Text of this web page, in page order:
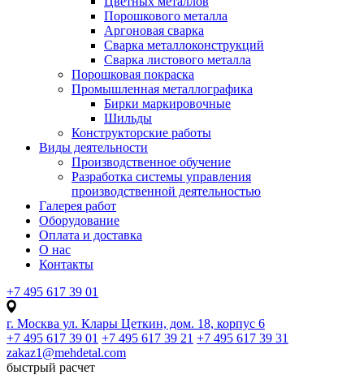
Порошкового металла
Аргоновая сварка
Сварка металлоконструкций
Сварка листового металла
Порошковая покраска
Промышленная металлографика
Бирки маркировочные
Шильды
Конструкторские работы
Виды деятельности
Производственное обучение
Разработка системы управления
производственной деятельностью
Галерея работ
Оборудование
Оплата и доставка
О нас
Контакты
+7 495 617 39 01
г. Москва ул. Клары Цеткин, дом. 18, корпус 6
+7 495 617 39 01 +7 495 617 39 21 +7 495 617 39 31
zakaz1@mehdetal.com
быстрый расчет